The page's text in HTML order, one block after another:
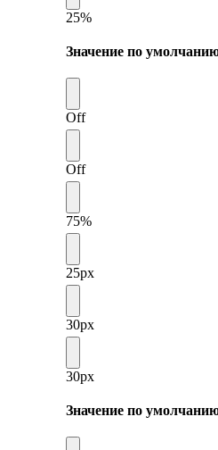
25%
Значение по
Off
Off
75%
25px
30px
30px
Значение по